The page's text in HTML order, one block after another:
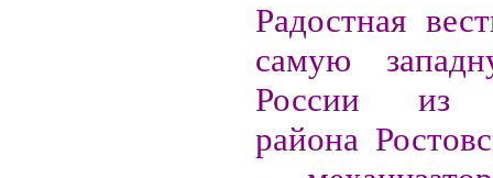
Радостная
самую
России из
района